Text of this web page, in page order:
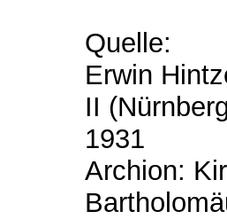
Quelle:
Erwin
II
1931
Archion: